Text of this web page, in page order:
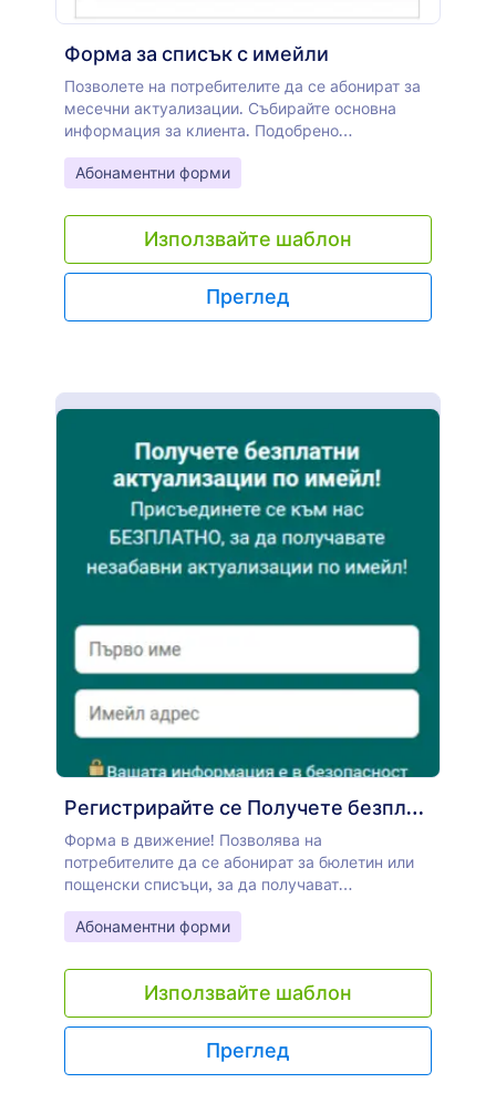
Форма за списък с имейли
Позволете на потребителите да се абонират за
месечни актуализации. Събирайте основна
информация за клиента. Подобрено
персонализиране с квадратчета за отметка за
по-бърз избор на елементи.
Go to Category:
Абонаментни форми
Използвайте шаблон
Преглед
Регистрирайте се Получете безплатни актуализации по
Форма в движение! Позволява на
потребителите да се абонират за бюлетин или
пощенски списъци, за да получават
актуализации от организации или компании!
Go to Category:
Абонаментни форми
Използвайте шаблон
Преглед